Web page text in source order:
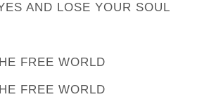
AND LOSE YOUR SOUL
FREE WORLD
FREE WORLD